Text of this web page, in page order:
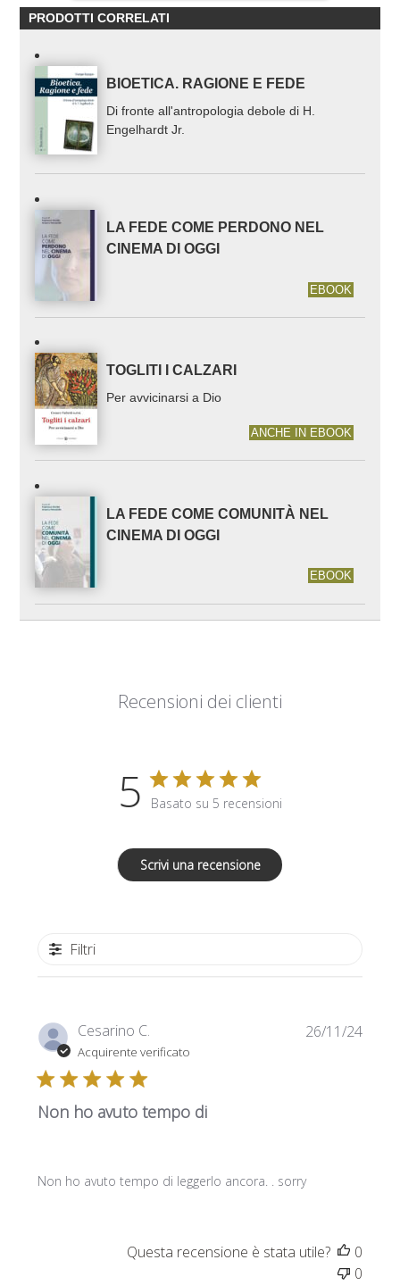
PRODOTTI CORRELATI
BIOETICA. RAGIONE E FEDE
Di fronte all'antropologia debole di H.
Engelhardt Jr.
LA FEDE COME PERDONO NEL
CINEMA DI OGGI
EBOOK
TOGLITI I CALZARI
Per avvicinarsi a Dio
ANCHE IN EBOOK
LA FEDE COME COMUNITÀ NEL
CINEMA DI OGGI
EBOOK
Recensioni dei clienti
5 Basato su 5 recensioni
Scrivi una recensione
Filtri
Cesarino C.
Acquirente verificato
Non ho avuto tempo di
Non ho avuto tempo di leggerlo ancora. . sorry
Data
26/11/24
Questa recensione è stata utile?
0
0